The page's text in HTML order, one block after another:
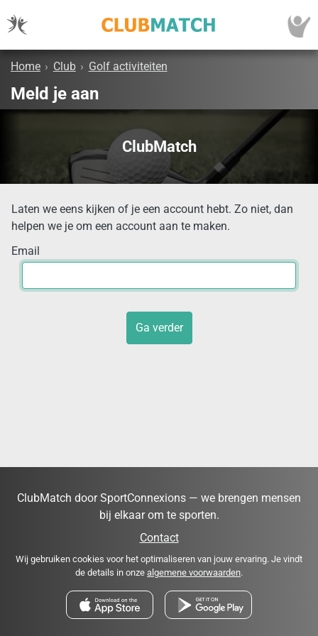
Home › Club › Golf activiteiten
Meld je aan
ClubMatch
Laten we eens kijken of je een account hebt. Zo niet, dan
helpen we je om een account aan te maken.
Email
Ga verder
ClubMatch door SportConnexions — we brengen mensen
bij elkaar om te sporten.
Contact
Wij gebruiken cookies voor het optimaliseren van jouw ervaring. Je vindt
de details in onze algemene voorwaarden.